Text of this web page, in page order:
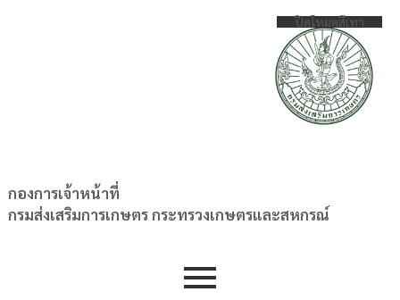
กองการเจ้าหน้าที่
กรมส่งเสริมการเกษตร กระทรวงเกษตรและสหกรณ์
ปิดโหมดสีเทา